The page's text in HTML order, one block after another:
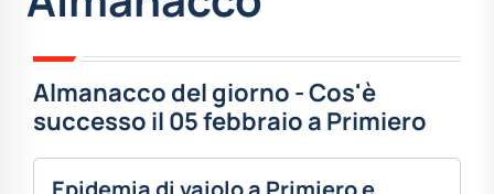
Almanacco del giorno - Cos'è
successo il 05 febbraio a Primiero